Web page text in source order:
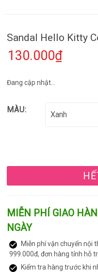
Sandal Hello Kitty
130.000₫
Đang cập nhật...
MÀU:
MIỄN PHÍ GIAO
NGÀY
Miễn phí vận chuyển nội
999.000đ, đơn hàng tỉnh hỗ
Kiểm tra hàng trước khi